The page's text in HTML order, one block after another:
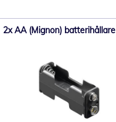
2x AA (Mignon) batterihållare